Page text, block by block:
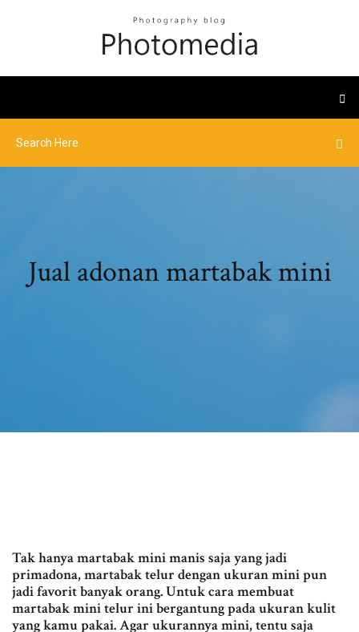
Jual adonan martabak mini
Tak hanya martabak mini manis saja yang jadi
primadona, martabak telur dengan ukuran mini pun
jadi favorit banyak orang. Untuk cara membuat
martabak mini telur ini bergantung pada ukuran kulit
yang kamu pakai. Agar ukurannya mini, tentu saja